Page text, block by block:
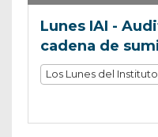
Lunes IAI -
cadena de
Los Lunes del Instituto